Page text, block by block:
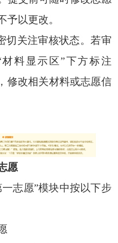
予以更改。
切关注审核状态。若审
料显示区”下方标注
修改相关材料或志愿信
愿
志愿”模块中按以下步